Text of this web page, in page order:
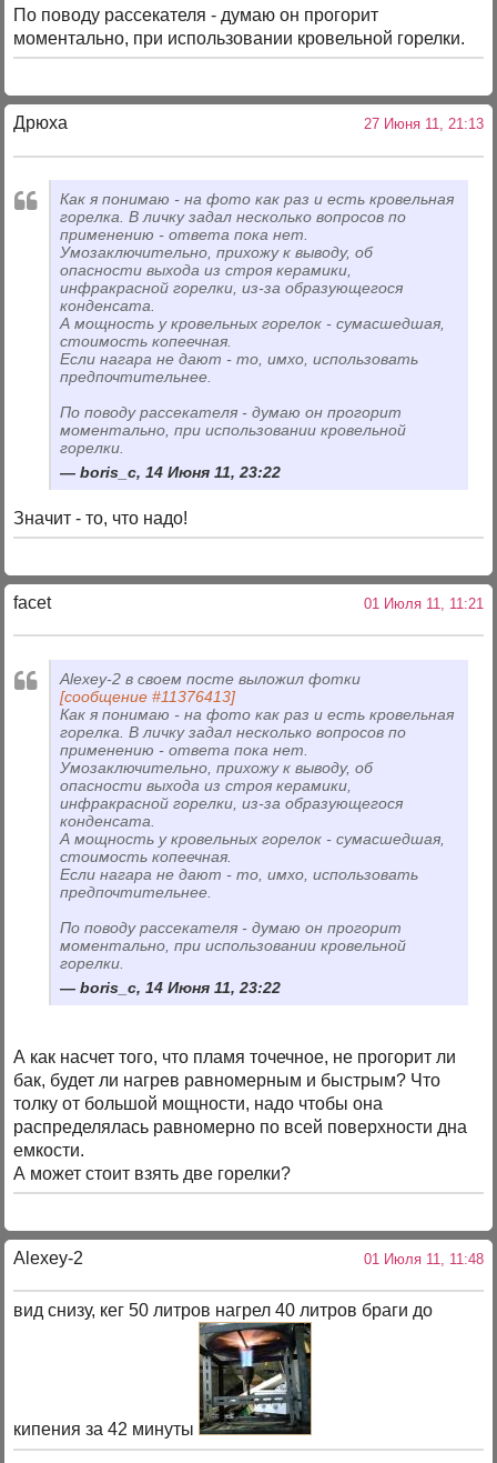
По поводу рассекателя - думаю он прогорит
моментально, при использовании кровельной горелки.
Дрюха 27 Июня 11, 21:13
Как я понимаю - на фото как раз и есть кровельная
горелка. В личку задал несколько вопросов по
применению - ответа пока нет.
Умозаключительно, прихожу к выводу, об
опасности выхода из строя керамики,
инфракрасной горелки, из-за образующегося
конденсата.
А мощность у кровельных горелок - сумасшедшая,
стоимость копеечная.
Если нагара не дают - то, имхо, использовать
предпочтительнее.
По поводу рассекателя - думаю он прогорит
моментально, при использовании кровельной
горелки.
boris_c, 14 Июня 11, 23:22
Значит - то, что надо!
facet 01 Июля 11, 11:21
Alexey-2 в своем посте выложил фотки
[сообщение #11376413]
Как я понимаю - на фото как раз и есть кровельная
горелка. В личку задал несколько вопросов по
применению - ответа пока нет.
Умозаключительно, прихожу к выводу, об
опасности выхода из строя керамики,
инфракрасной горелки, из-за образующегося
конденсата.
А мощность у кровельных горелок - сумасшедшая,
стоимость копеечная.
Если нагара не дают - то, имхо, использовать
предпочтительнее.
По поводу рассекателя - думаю он прогорит
моментально, при использовании кровельной
горелки.
boris_c, 14 Июня 11, 23:22
А как насчет того, что пламя точечное, не прогорит ли
бак, будет ли нагрев равномерным и быстрым? Что
толку от большой мощности, надо чтобы она
распределялась равномерно по всей поверхности дна
емкости.
А может стоит взять две горелки?
Alexey-2 01 Июля 11, 11:48
вид снизу, кег 50 литров нагрел 40 литров браги до
кипения за 42 минуты